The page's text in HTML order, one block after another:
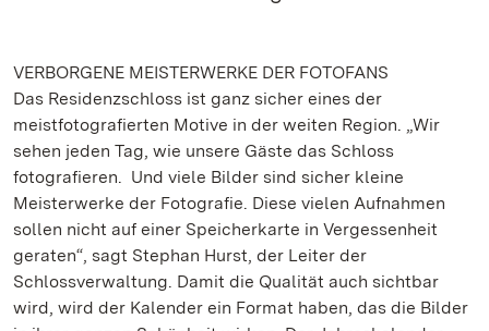
VERBORGENE MEISTERWERKE DER FOTOFANS
Das Residenzschloss ist ganz sicher eines der
meistfotografierten Motive in der weiten Region. „Wir
sehen jeden Tag, wie unsere Gäste das Schloss
fotografieren. Und viele Bilder sind sicher kleine
Meisterwerke der Fotografie. Diese vielen Aufnahmen
sollen nicht auf einer Speicherkarte in Vergessenheit
geraten“, sagt Stephan Hurst, der Leiter der
Schlossverwaltung. Damit die Qualität auch sichtbar
wird, wird der Kalender ein Format haben, das die Bilder